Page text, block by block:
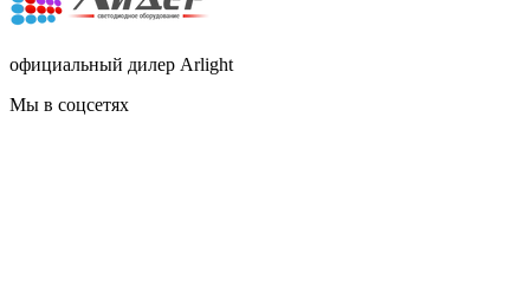
официальный дилер Arlight
Мы в соцсетях